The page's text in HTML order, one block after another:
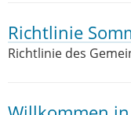
Richtlinie
Richtlinie des